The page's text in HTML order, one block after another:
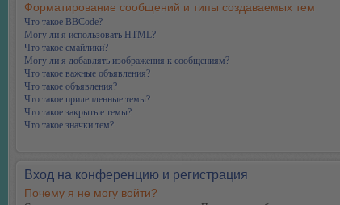
Форматирование сообщений и типы создаваемых тем
Что такое BBCode?
Могу ли я использовать HTML?
Что такое смайлики?
Могу ли я добавлять изображения к сообщениям?
Что такое важные объявления?
Что такое объявления?
Что такое прилепленные темы?
Что такое закрытые темы?
Что такое значки тем?
Вход на конференцию и регистрация
Почему я не могу войти?